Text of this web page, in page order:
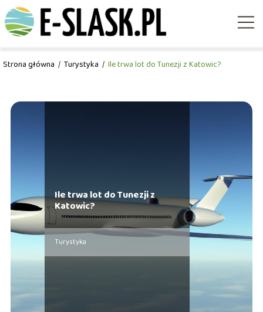
Strona główna / Turystyka / Ile trwa lot do Tunezji z Katowic?
Ile trwa lot do Tunezji z
Katowic?
Turystyka